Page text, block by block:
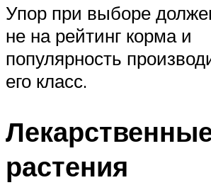
Упор при выборе
не на рейтинг корма и
популярность
его класс.
растения